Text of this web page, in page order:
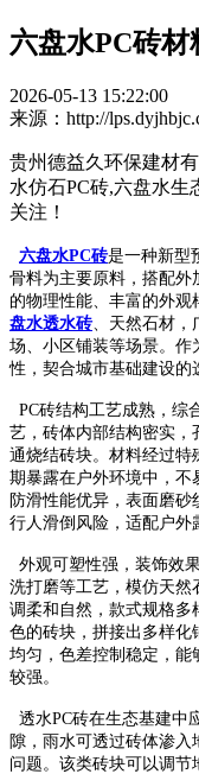
六盘水PC砖
2026-05-13 15:22:00
来源：http://
贵州德益久环保建材
水仿石PC砖,六盘水
关注！
六盘水PC砖是一种新型
骨料为主要原料，搭配外
的物理性能、丰富的外观
盘水透水砖、天然石材，
场、小区铺装等场景。作
性，契合城市基础建设的
PC砖结构工艺成熟，综
艺，砖体内部结构密实，
通烧结砖块。材料经过特
期暴露在户外环境中，不
防滑性能优异，表面磨
行人滑倒风险，适配户外
外观可塑性强，装饰效
洗打磨等工艺，模仿天然
调柔和自然，款式规格多
色的砖块，拼接出多样化
均匀，色差控制稳定，
较强。
透水PC砖在生态基建中
隙，雨水可透过砖体渗
问题。该类砖块可以调